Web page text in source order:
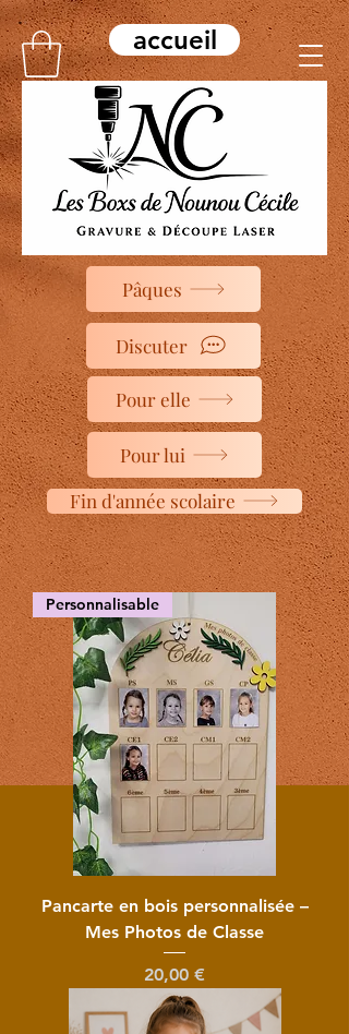
Fin d'année scolaire
Pour elle
Pour lui
Discuter
accueil
Pâques
Personnalisable
Pancarte en bois personnalisée –
Mes Photos de Classe
Prix
20,00 €